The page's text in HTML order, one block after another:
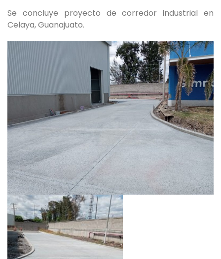
Se concluye proyecto de corredor industrial en
Celaya, Guanajuato.